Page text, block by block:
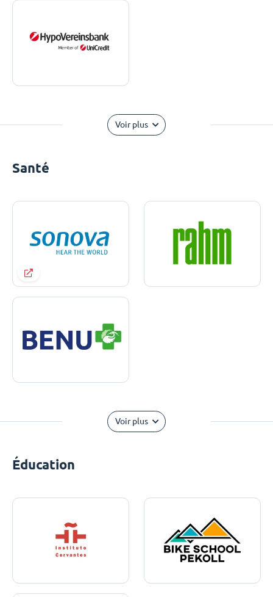
Voir plus
Santé
Voir plus
Éducation